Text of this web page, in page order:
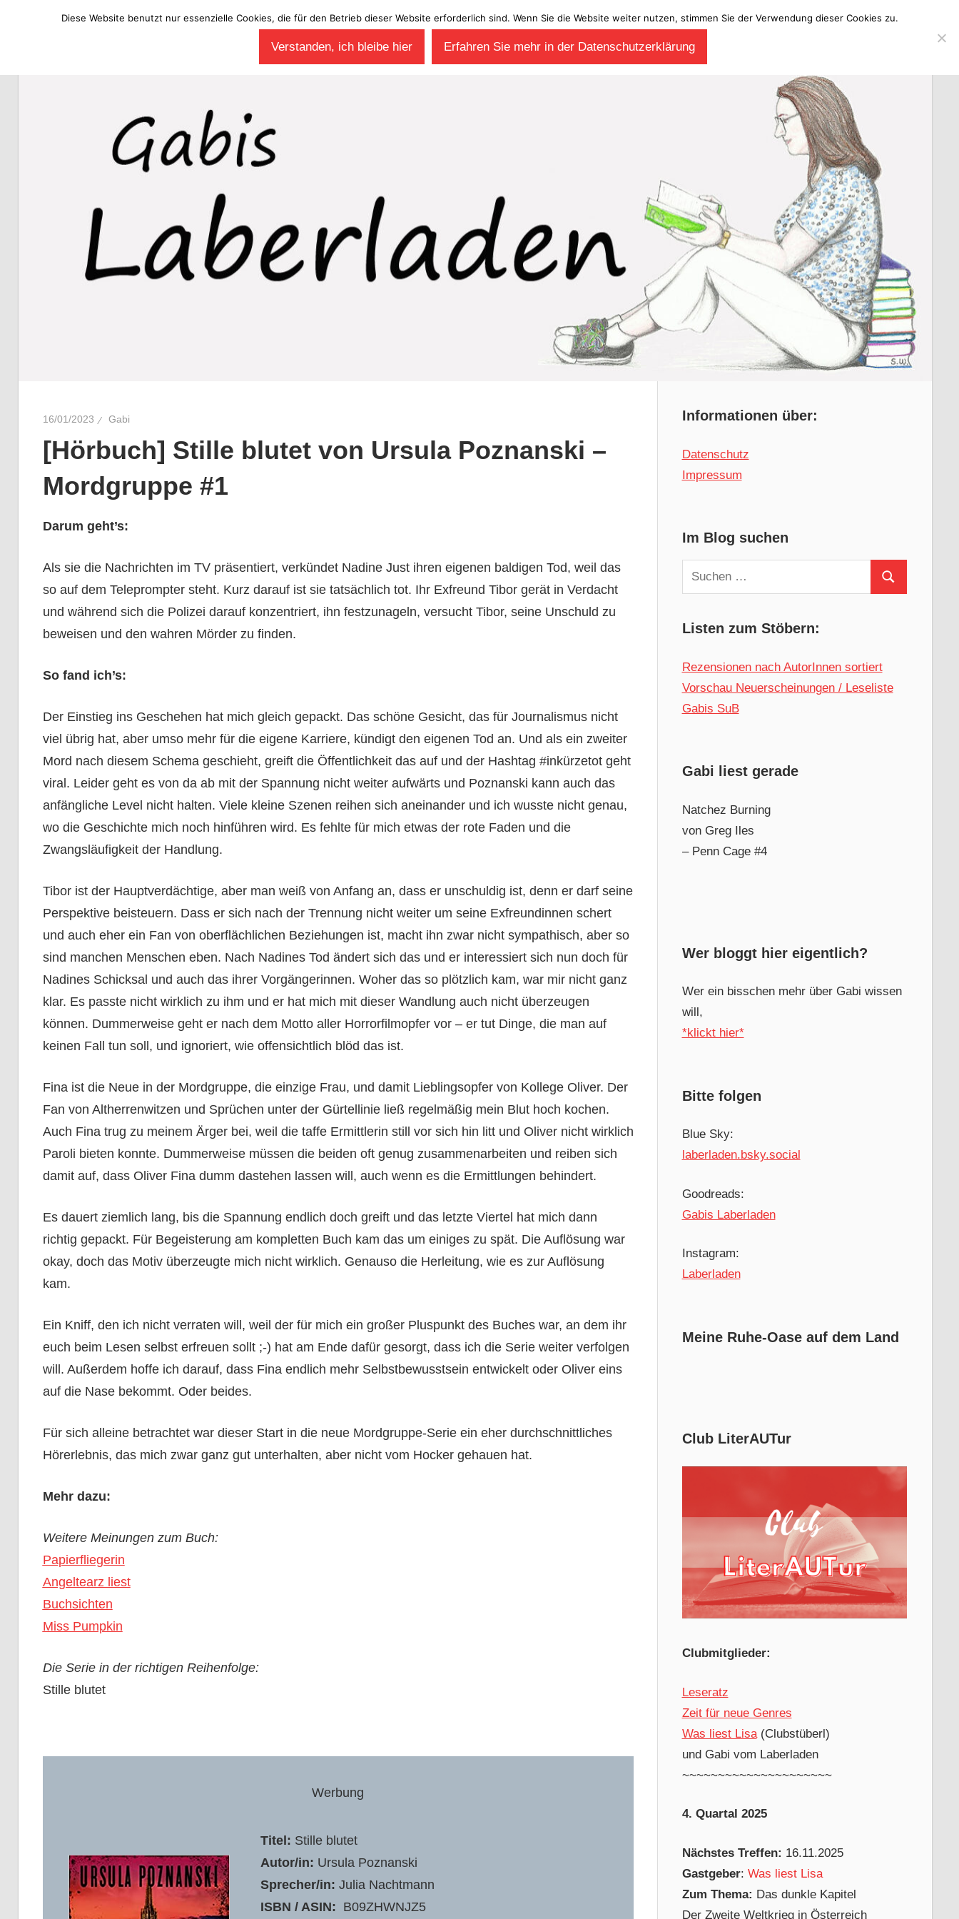
16/01/2023 Gabi
[Hörbuch] Stille blutet von Ursula Poznanski –
Mordgruppe #1
Darum geht’s:
Als sie die Nachrichten im TV präsentiert, verkündet Nadine Just ihren eigenen baldigen Tod, weil das
so auf dem Teleprompter steht. Kurz darauf ist sie tatsächlich tot. Ihr Exfreund Tibor gerät in Verdacht
und während sich die Polizei darauf konzentriert, ihn festzunageln, versucht Tibor, seine Unschuld zu
beweisen und den wahren Mörder zu finden.
So fand ich’s:
Der Einstieg ins Geschehen hat mich gleich gepackt. Das schöne Gesicht, das für Journalismus nicht
viel übrig hat, aber umso mehr für die eigene Karriere, kündigt den eigenen Tod an. Und als ein zweiter
Mord nach diesem Schema geschieht, greift die Öffentlichkeit das auf und der Hashtag #inkürzetot geht
viral. Leider geht es von da ab mit der Spannung nicht weiter aufwärts und Poznanski kann auch das
anfängliche Level nicht halten. Viele kleine Szenen reihen sich aneinander und ich wusste nicht genau,
wo die Geschichte mich noch hinführen wird. Es fehlte für mich etwas der rote Faden und die
Zwangsläufigkeit der Handlung.
Tibor ist der Hauptverdächtige, aber man weiß von Anfang an, dass er unschuldig ist, denn er darf seine
Perspektive beisteuern. Dass er sich nach der Trennung nicht weiter um seine Exfreundinnen schert
und auch eher ein Fan von oberflächlichen Beziehungen ist, macht ihn zwar nicht sympathisch, aber so
sind manchen Menschen eben. Nach Nadines Tod ändert sich das und er interessiert sich nun doch für
Nadines Schicksal und auch das ihrer Vorgängerinnen. Woher das so plötzlich kam, war mir nicht ganz
klar. Es passte nicht wirklich zu ihm und er hat mich mit dieser Wandlung auch nicht überzeugen
können. Dummerweise geht er nach dem Motto aller Horrorfilmopfer vor – er tut Dinge, die man auf
keinen Fall tun soll, und ignoriert, wie offensichtlich blöd das ist.
Fina ist die Neue in der Mordgruppe, die einzige Frau, und damit Lieblingsopfer von Kollege Oliver. Der
Fan von Altherrenwitzen und Sprüchen unter der Gürtellinie ließ regelmäßig mein Blut hoch kochen.
Auch Fina trug zu meinem Ärger bei, weil die taffe Ermittlerin still vor sich hin litt und Oliver nicht wirklich
Paroli bieten konnte. Dummerweise müssen die beiden oft genug zusammenarbeiten und reiben sich
damit auf, dass Oliver Fina dumm dastehen lassen will, auch wenn es die Ermittlungen behindert.
Es dauert ziemlich lang, bis die Spannung endlich doch greift und das letzte Viertel hat mich dann
richtig gepackt. Für Begeisterung am kompletten Buch kam das um einiges zu spät. Die Auflösung war
okay, doch das Motiv überzeugte mich nicht wirklich. Genauso die Herleitung, wie es zur Auflösung
kam.
Ein Kniff, den ich nicht verraten will, weil der für mich ein großer Pluspunkt des Buches war, an dem ihr
euch beim Lesen selbst erfreuen sollt ;-) hat am Ende dafür gesorgt, dass ich die Serie weiter verfolgen
will. Außerdem hoffe ich darauf, dass Fina endlich mehr Selbstbewusstsein entwickelt oder Oliver eins
auf die Nase bekommt. Oder beides.
Für sich alleine betrachtet war dieser Start in die neue Mordgruppe-Serie ein eher durchschnittliches
Hörerlebnis, das mich zwar ganz gut unterhalten, aber nicht vom Hocker gehauen hat.
Mehr dazu:
Weitere Meinungen zum Buch:
Papierfliegerin
Angeltearz liest
Buchsichten
Miss Pumpkin
Die Serie in der richtigen Reihenfolge:
Stille blutet
Werbung
Titel: Stille blutet
Autor/in: Ursula Poznanski
Sprecher/in: Julia Nachtmann
ISBN / ASIN: ‎ B09ZHWNJZ5
Informationen über:
Datenschutz
Impressum
Im Blog suchen
Suchen
nach:
Suchen
Listen zum Stöbern:
Rezensionen nach AutorInnen sortiert
Vorschau Neuerscheinungen / Leseliste
Gabis SuB
Gabi liest gerade
Natchez Burning
von Greg Iles
– Penn Cage #4
Wer bloggt hier eigentlich?
Wer ein bisschen mehr über Gabi wissen
will,
*klickt hier*
Bitte folgen
Blue Sky:
laberladen.bsky.social
Goodreads:
Gabis Laberladen
Instagram:
Laberladen
Meine Ruhe-Oase auf dem Land
Club LiterAUTur
Clubmitglieder:
Leseratz
Zeit für neue Genres
Was liest Lisa(Clubstüberl)
und Gabi vom Laberladen
~~~~~~~~~~~~~~~~~~~~~
4. Quartal 2025
Nächstes Treffen: 16.11.2025
Gastgeber: Was liest Lisa
Zum Thema: Das dunkle Kapitel
Der Zweite Weltkrieg in Österreich
Diese Website benutzt nur essenzielle Cookies, die für den Betrieb dieser Website erforderlich sind. Wenn Sie die Website weiter nutzen, stimmen Sie der Verwendung dieser Cookies zu.
Verstanden, ich bleibe hier Erfahren Sie mehr in der Datenschutzerklärung